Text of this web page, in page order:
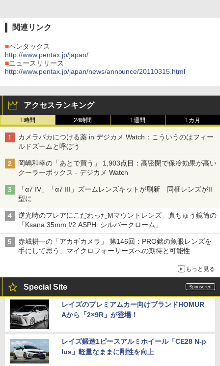
関連リンク
■ペンタックス
http://www.pentax.jp/japan/
■ニュースリリース
http://www.pentax.jp/japan/news/announce/20110315.html
アクセスランキング
1時間 24時間 1週間 1カ月
カメラバカにつける薬 in デジカメ Watch：こういうのはフィー
ルドズームと呼ぼう
岡嶋和幸の「あとで買う」 1,903点目：高密閉で保冷効果が高い
クーラーボックス - デジカメ Watch
「α7 IV」「α7 III」ズームレンズキットが刷新 同梱レンズがII
型に
逆光時のフレアにこだわったMマウントレンズ 真ちゅう鏡筒の
「Ksana 35mm f/2 ASPH. シルバークローム」
赤城耕一の「アカギカメラ」 第146回：PRO銘の魚眼レンズを
手にして思う、マイクロフォーサーズへの期待と可能性
もっと見る
Special Site
レイズのプレミアムカー向けブランドHOMUR
Aから「2×9R」が登場！
レイズ鍛造1ピースアルミホイール「CE28 N-p
lus」軽量なままに剛性を向上